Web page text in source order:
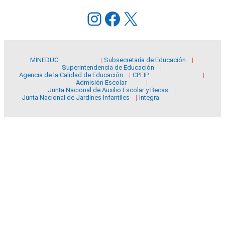
Instagram
Facebook
X
MINEDUC
Subsecretaría de Educación
Superintendencia de Educación
Agencia de la Calidad de Educación
CPEIP
Admisión Escolar
Junta Nacional de Auxilio Escolar y Becas
Junta Nacional de Jardines Infantiles
Integra